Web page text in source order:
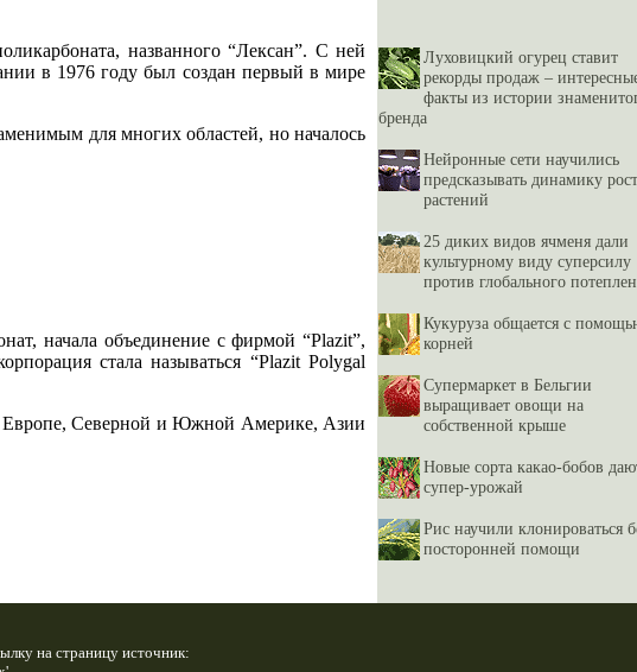
названного “Лексан”. С ней
в 1976 году был создан первый в мире
для многих областей, но началось
начала объединение с фирмой “Plazit”,
стала называться “Plazit Polygal
Европе, Северной и Южной Америке, Азии
Луховицкий огурец ставит
рекорды продаж –
факты из истории
бренда
Нейронные сети научились
предсказывать динамику
растений
25 диких видов ячменя дали
культурному виду суперсилу
против глобального
Кукуруза общается с
корней
Супермаркет в Бельгии
выращивает овощи на
собственной крыше
Новые сорта какао-бобов
супер-урожай
Рис научили клонироваться
посторонней помощи
на страницу источник: